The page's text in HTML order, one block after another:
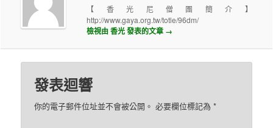
【香光尼僧團簡介】
http://www.gaya.org.tw/totle/96dm/
檢視由 香光 發表的文章 →
發表迴響
你的電子郵件位址並不會被公開。 必要欄位標記為*